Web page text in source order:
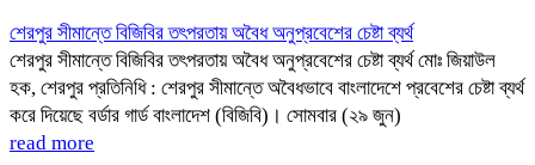
শেরপুর সীমান্তে বিজিবির তৎপরতায় অবৈধ অনুপ্রবেশের চেষ্টা ব্যর্থ
শেরপুর সীমান্তে বিজিবির তৎপরতায় অবৈধ অনুপ্রবেশের চেষ্টা ব্যর্থ মোঃ জিয়াউল
হক, শেরপুর প্রতিনিধি : শেরপুর সীমান্তে অবৈধভাবে বাংলাদেশে প্রবেশের চেষ্টা ব্যর্থ
করে দিয়েছে বর্ডার গার্ড বাংলাদেশ (বিজিবি)। সোমবার (২৯ জুন)
read more